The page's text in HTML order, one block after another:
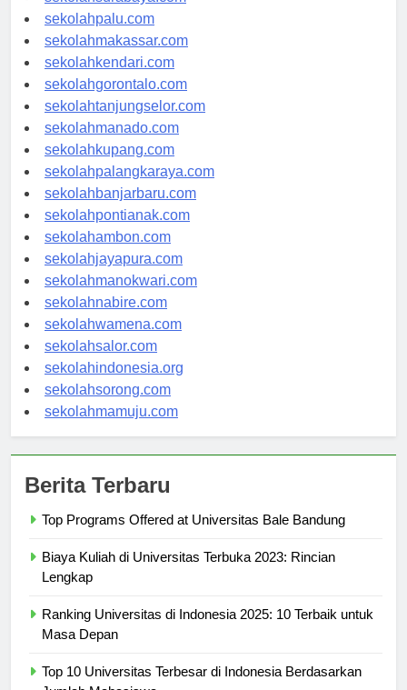
sekolahsurabaya.com
sekolahpalu.com
sekolahmakassar.com
sekolahkendari.com
sekolahgorontalo.com
sekolahtanjungselor.com
sekolahmanado.com
sekolahkupang.com
sekolahpalangkaraya.com
sekolahbanjarbaru.com
sekolahpontianak.com
sekolahambon.com
sekolahjayapura.com
sekolahmanokwari.com
sekolahnabire.com
sekolahwamena.com
sekolahsalor.com
sekolahindonesia.org
sekolahsorong.com
Berita Terbaru
Biaya Kuliah di Universitas Terbuka 2023: Rincian
Ranking Universitas di Indonesia 2025: 10 Terbaik untuk